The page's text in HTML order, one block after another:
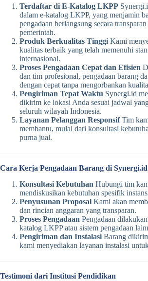
Terdaftar di E-Katalog LKPP
dalam e-katalog LKPP, yang menjamin
pengadaan berlangsung secara
pemerintah.
Produk Berkualitas Tinggi Kami
kualitas terbaik yang telah memenuhi
internasional.
Proses Pengadaan Cepat dan Efisien
dan tim profesional, pengadaan barang
dengan cepat tanpa mengorbankan
Pengiriman Tepat Waktu Synergi.id
dikirim ke lokasi Anda sesuai jadwal
seluruh wilayah Indonesia.
Layanan Pelanggan ResponsifTim
membantu, mulai dari konsultasi
purna jual.
Cara Kerja Pengadaan Barang di Synergi.id
Konsultasi Kebutuhan Hubungi tim
mendiskusikan kebutuhan spesifik
Penyusunan Proposal Kami akan
dan rincian anggaran yang transparan.
Proses Pengadaan Pengadaan
katalog LKPP atau sistem pengadaan
Pengiriman dan Instalasi Barang
kami menyediakan layanan instalasi
Testimoni dari Institusi Pendidikan